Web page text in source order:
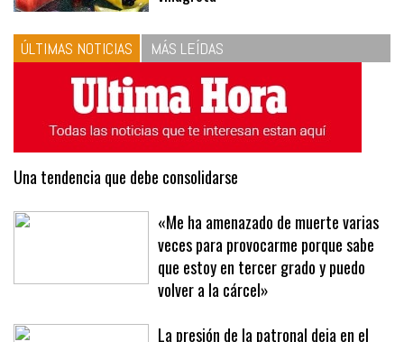
las proporciones. Recetas de
vinagreta
ÚLTIMAS NOTICIAS MÁS LEÍDAS
Una tendencia que debe consolidarse
«Me ha amenazado de muerte varias
veces para provocarme porque sabe
que estoy en tercer grado y puedo
volver a la cárcel»